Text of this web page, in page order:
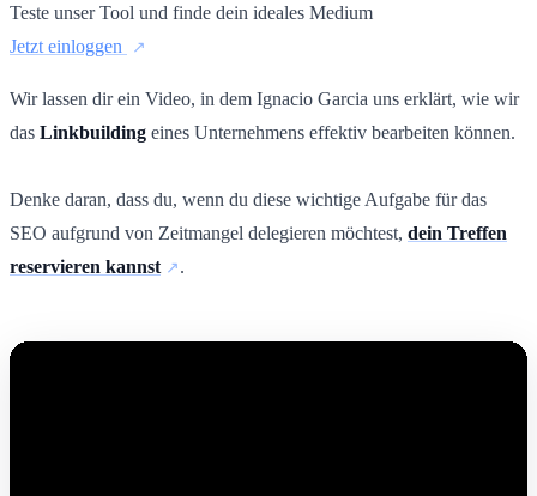
Teste unser Tool und finde dein ideales Medium
Jetzt einloggen
Wir lassen dir ein Video, in dem Ignacio Garcia uns erklärt, wie wir
das Linkbuilding eines Unternehmens effektiv bearbeiten können.
Denke daran, dass du, wenn du diese wichtige Aufgabe für das
SEO aufgrund von Zeitmangel delegieren möchtest, dein Treffen
reservieren kannst
.